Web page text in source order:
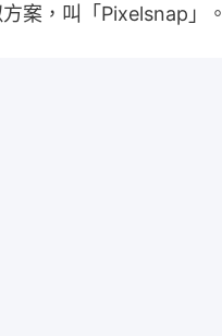
案，叫「Pixelsnap」。